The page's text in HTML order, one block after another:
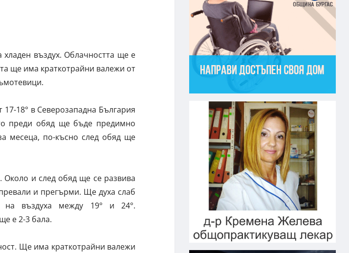
въздух. Облачността ще е
ще има краткотрайни валежи от
18° в Северозападна България
преди обяд ще бъде предимно
месеца, по-късно след обяд ще
и след обяд ще се развива
и прегърми. Ще духа слаб
на въздуха между 19° и 24°.
е 2-3 бала.
Ще има краткотрайни валежи